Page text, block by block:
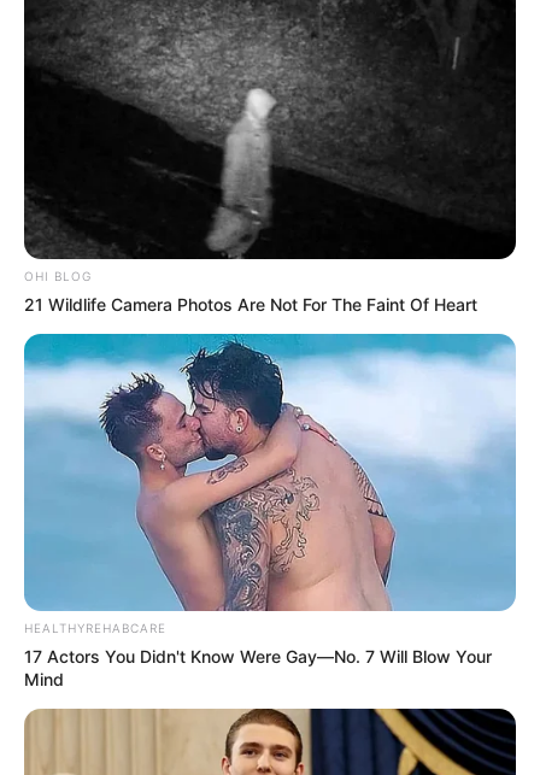
OHI BLOG
21 Wildlife Camera Photos Are Not For The Faint Of Heart
HEALTHYREHABCARE
17 Actors You Didn't Know Were Gay—No. 7 Will Blow Your
Mind